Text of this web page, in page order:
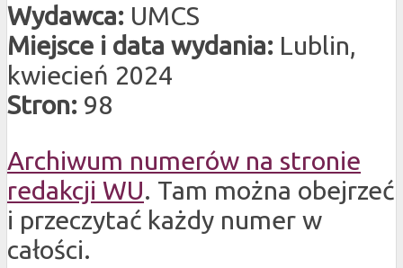
Wydawca: UMCS
Miejsce i data wydania: Lublin,
kwiecień 2024
Stron: 98
Archiwum numerów na stronie
redakcji WU. Tam można obejrzeć
i przeczytać każdy numer w
całości.